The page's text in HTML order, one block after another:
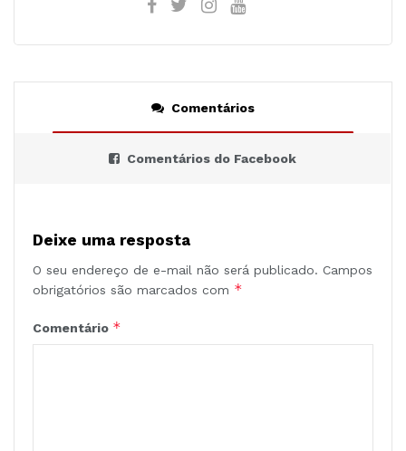
Comentários
Comentários do Facebook
Deixe uma resposta
O seu endereço de e-mail não será publicado. Campos
obrigatórios são marcados com *
Comentário *